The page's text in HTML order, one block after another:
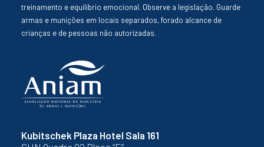
Kubitschek Plaza Hotel Sala 161
treinamento e equilíbrio emocional. Observe a legislação. Guarde
armas e munições em locais separados, forado alcance de
crianças e de pessoas não autorizadas.